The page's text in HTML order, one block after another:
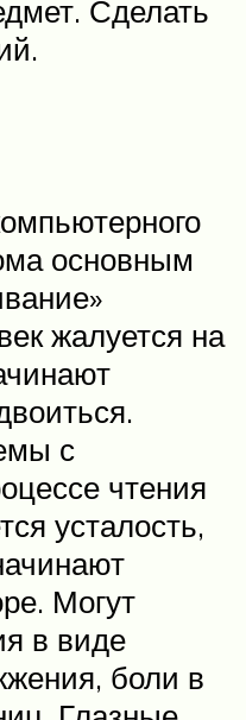
Сделать
основным
жалуется на
с
чтения
усталость,
Могут
в виде
боли в